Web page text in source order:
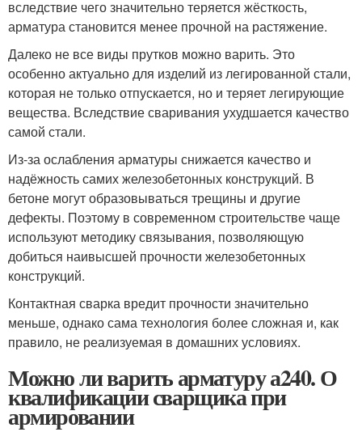
вследствие чего значительно теряется жёсткость,
арматура становится менее прочной на растяжение.
Далеко не все виды прутков можно варить. Это
особенно актуально для изделий из легированной стали,
которая не только отпускается, но и теряет легирующие
вещества. Вследствие сваривания ухудшается качество
самой стали.
Из-за ослабления арматуры снижается качество и
надёжность самих железобетонных конструкций. В
бетоне могут образовываться трещины и другие
дефекты. Поэтому в современном строительстве чаще
используют методику связывания, позволяющую
добиться наивысшей прочности железобетонных
конструкций.
Контактная сварка вредит прочности значительно
меньше, однако сама технология более сложная и, как
правило, не реализуемая в домашних условиях.
Можно ли варить арматуру а240. О
квалификации сварщика при
армировании